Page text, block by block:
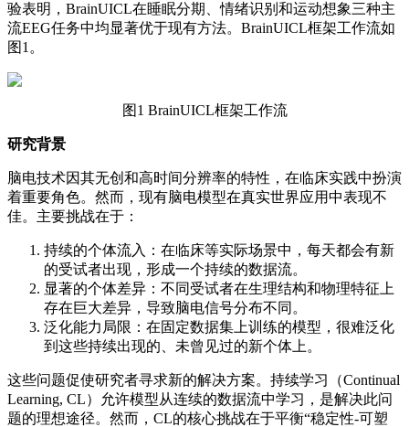
验表明，BrainUICL在睡眠分期、情绪识别和运动想象三种主
流EEG任务中均显著优于现有方法。BrainUICL框架工作流如
图1。
图1 BrainUICL框架工作流
研究背景
脑电技术因其无创和高时间分辨率的特性，在临床实践中扮演
着重要角色。然而，现有脑电模型在真实世界应用中表现不
佳。主要挑战在于：
持续的个体流入：在临床等实际场景中，每天都会有新
的受试者出现，形成一个持续的数据流。
显著的个体差异：不同受试者在生理结构和物理特征上
存在巨大差异，导致脑电信号分布不同。
泛化能力局限：在固定数据集上训练的模型，很难泛化
到这些持续出现的、未曾见过的新个体上。
这些问题促使研究者寻求新的解决方案。持续学习（Continual
Learning, CL）允许模型从连续的数据流中学习，是解决此问
题的理想途径。然而，CL的核心挑战在于平衡“稳定性-可塑